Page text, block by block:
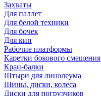
Захваты
Для паллет
Для белой техники
Для бочек
Для кип
Рабочие платформы
Каретки бокового смещения
Кран-балки
Штыри для линолеума
Шины, диски, колеса
Диски для погрузчиков